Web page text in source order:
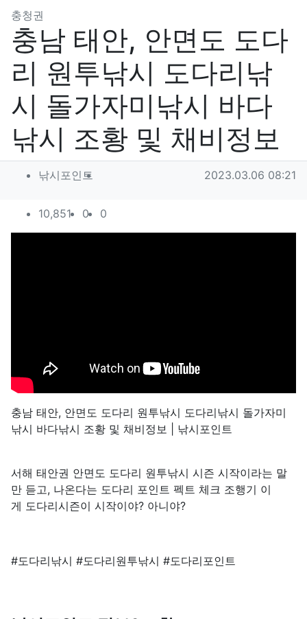
충청권
충남 태안, 안면도 도다
리 원투낚시 도다리낚
시 돌가자미낚시 바다
낚시 조황 및 채비정보
작성자 정보
낚시포인트 작성일
2023.03.06 08:21
컨텐츠 정보
10,851조회
0추천
0
충남 태안, 안면도 도다리 원투낚시 도다리낚시 돌가자미
낚시 바다낚시 조황 및 채비정보 | 낚시포인트
서해 태안권 안면도 도다리 원투낚시 시즌 시작이라는 말
만 듣고, 나온다는 도다리 포인트 펙트 체크 조행기 이
게 도다리시즌이 시작이야? 아니야?
#도다리낚시 #도다리원투낚시 #도다리포인트